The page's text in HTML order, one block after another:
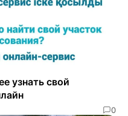
узнать свой
0